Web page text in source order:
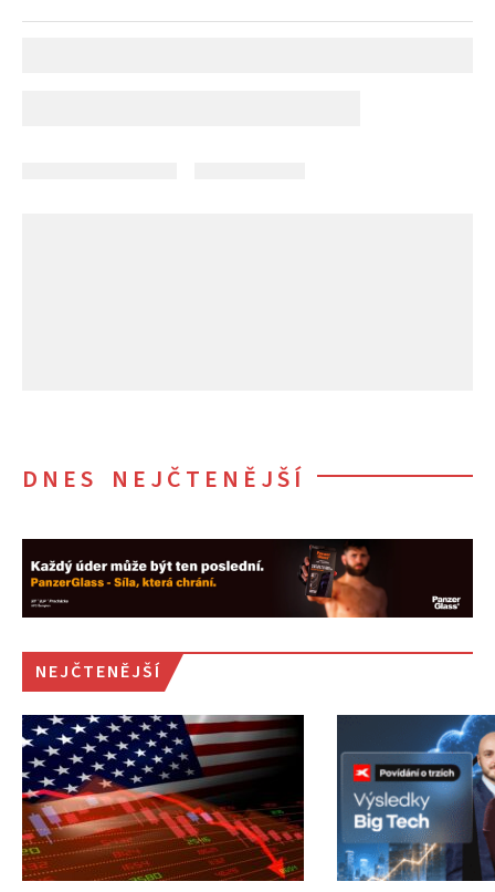
DNES NEJČTENĚJŠÍ
NEJČTENĚJŠÍ